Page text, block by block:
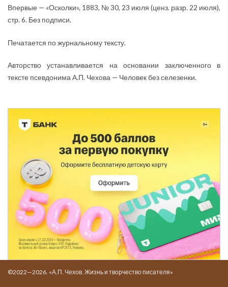
Впервые — «Осколки», 1883, № 30, 23 июля (ценз. разр. 22 июля),
стр. 6. Без подписи.
Печатается по журнальному тексту.
Авторство устанавливается на основании заключенного в
тексте псевдонима А.П. Чехова — Человек без селезенки.
©2022—2026. «А.П. Чехов. Жизнь и творчество писателя»